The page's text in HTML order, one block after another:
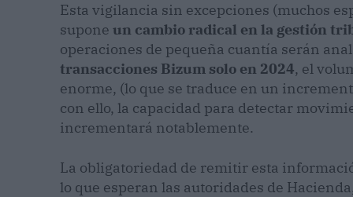
Esta vigilancia sin excepciones (muchos
supone un cambio radical en la gestión
operaciones de pequeña cuantía serán
transacciones Bizum solo en 2024, el
enorme, (lo que se traduce en un
con ello, la capacidad para detectar
incrementará notablemente.
La obligatoriedad de remitir esta
lo que esperan las autoridades de